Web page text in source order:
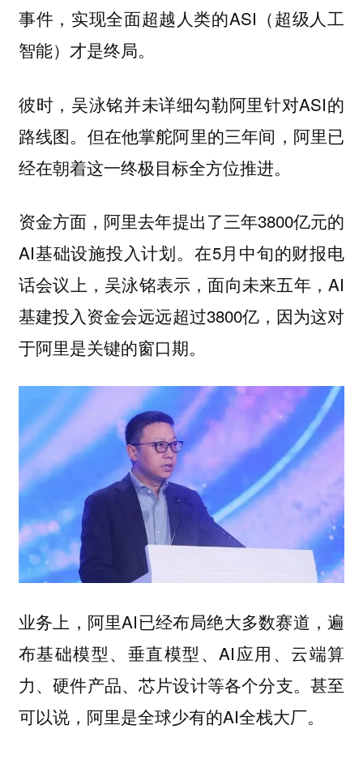
事件，实现全面超越人类的ASI（超级人工
智能）才是终局。
彼时，吴泳铭并未详细勾勒阿里针对ASI的
路线图。但在他掌舵阿里的三年间， 阿里已
经在朝着这一终极目标全方位推进。
资金方面，阿里去年提出了三年3800亿元的
AI基础设施投入计划。在5月中旬的财报电
话会议上，吴泳铭表示，面向未来五年，AI
基建投入资金会远远超过3800亿，因为这对
于阿里是关键的窗口期。
业务上，阿里AI已经布局绝大多数赛道，遍
布基础模型、垂直模型、AI应用、云端算
力、硬件产品、芯片设计等各个分支。甚至
可以说，阿里是全球少有的AI全栈大厂。